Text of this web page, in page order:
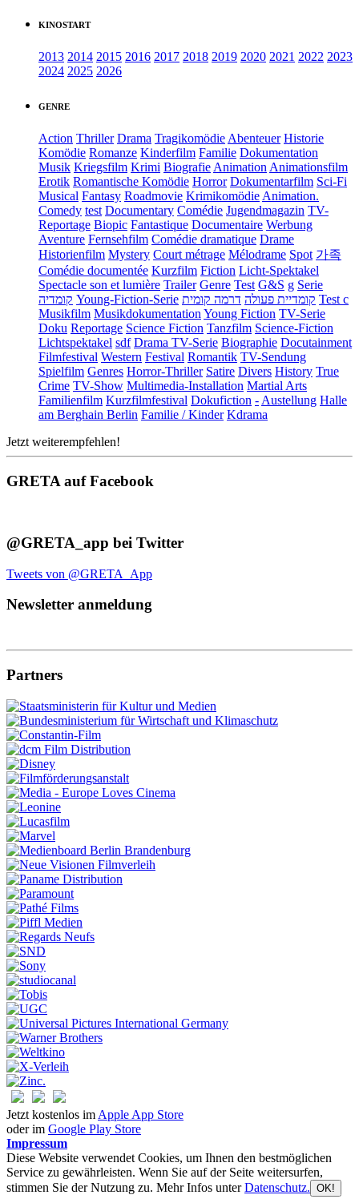
KINOSTART
2013 2014 2015 2016 2017 2018 2019 2020 2021 2022 2023
2024 2025 2026
GENRE
Action Thriller Drama Tragikomödie Abenteuer Historie
Komödie Romanze Kinderfilm Familie Dokumentation
Musik Kriegsfilm Krimi Biografie Animation Animationsfilm
Erotik Romantische Komödie Horror Dokumentarfilm Sci-Fi
Musical Fantasy Roadmovie Krimikomödie Animation.
Comedy test Documentary Comédie Jugendmagazin TV-
Reportage Biopic Fantastique Documentaire Werbung
Aventure Fernsehfilm Comédie dramatique Drame
Historienfilm Mystery Court métrage Mélodrame Spot 가족
Comédie documentée Kurzfilm Fiction Licht-Spektakel
Spectacle son et lumière Trailer Genre Test G&S g Serie
קומדיה Young-Fiction-Serie קומדיית פעולה דרמה קומית
Test c
Musikfilm Musikdokumentation Young Fiction TV-Serie
Doku Reportage Science Fiction Tanzfilm Science-Fiction
Lichtspektakel sdf Drama TV-Serie Biographie Docutainment
Filmfestival Western Festival Romantik TV-Sendung
Spielfilm Genres Horror-Thriller Satire Divers History True
Crime TV-Show Multimedia-Installation Martial Arts
Familienfilm Kurzfilmfestival Dokufiction - Austellung Halle
am Berghain Berlin Familie / Kinder Kdrama
Jetzt weiterempfehlen!
GRETA auf Facebook
@GRETA_app bei Twitter
Tweets von @GRETA_App
Newsletter anmeldung
Partners
Jetzt kostenlos im Apple App Store
oder im Google Play Store
Impressum
Diese Website verwendet Cookies, um Ihnen den bestmöglichen
Service zu gewährleisten. Wenn Sie auf der Seite weitersurfen,
stimmen Sie der Nutzung zu. Mehr Infos unterDatenschutz. OK!